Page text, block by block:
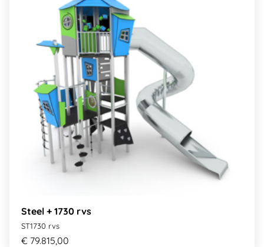
Steel + 1730 rvs
ST1730 rvs
€ 79.815,00